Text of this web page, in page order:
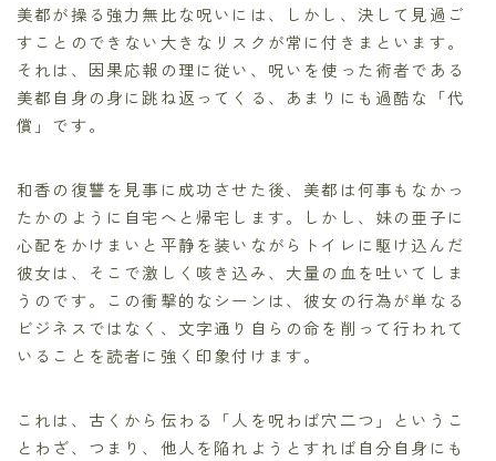
美都が操る強力無比な呪いには、しかし、決して見過ご
すことのできない大きなリスクが常に付きまといます。
それは、因果応報の理に従い、呪いを使った術者である
美都自身の身に跳ね返ってくる、あまりにも過酷な「代
償」です。
和香の復讐を見事に成功させた後、美都は何事もなかっ
たかのように自宅へと帰宅します。しかし、妹の亜子に
心配をかけまいと平静を装いながらトイレに駆け込んだ
彼女は、そこで激しく咳き込み、大量の血を吐いてしま
うのです。この衝撃的なシーンは、彼女の行為が単なる
ビジネスではなく、文字通り自らの命を削って行われて
いることを読者に強く印象付けます。
これは、古くから伝わる「人を呪わば穴二つ」というこ
とわざ、つまり、他人を陥れようとすれば自分自身にも